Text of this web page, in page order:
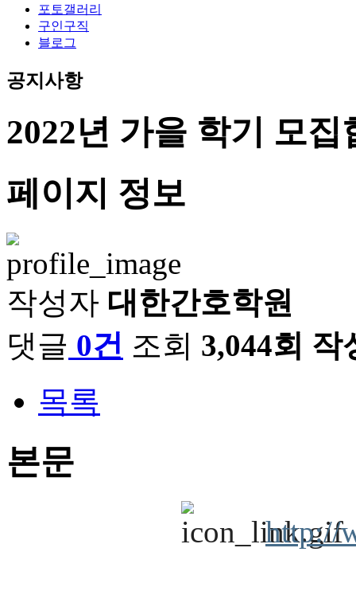
포토갤러리
구인구직
블로그
공지사항
2022년 가을 학기 모집
페이지 정보
작성자 대한간호학원
댓글 0건 조회 3,044회 작
목록
본문
http://